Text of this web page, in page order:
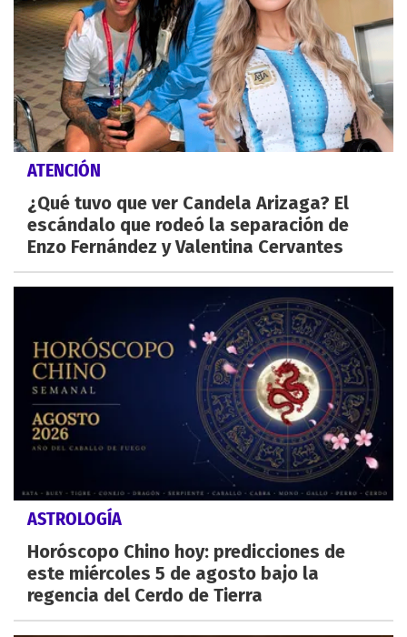
ATENCIÓN
¿Qué tuvo que ver Candela Arizaga? El
escándalo que rodeó la separación de
Enzo Fernández y Valentina Cervantes
ASTROLOGÍA
Horóscopo Chino hoy: predicciones de
este miércoles 5 de agosto bajo la
regencia del Cerdo de Tierra